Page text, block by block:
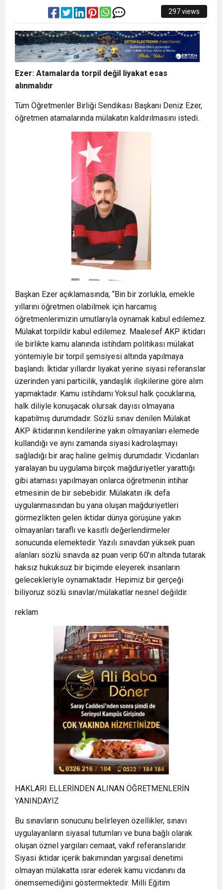
297 views
Ezer: Atamalarda torpil değil liyakat esas
alınmalıdır
Tüm Öğretmenler Birliği Sendikası Başkanı Deniz Ezer,
öğretmen atamalarında mülakatın kaldırılmasını istedi.
Başkan Ezer açıklamasında; “Bin bir zorlukla, emekle
yıllarını öğretmen olabilmek için harcamış
öğretmenlerimizin umutlarıyla oynamak kabul edilemez.
Mülakat torpildir kabul edilemez. Maalesef AKP iktidarı
ile birlikte kamu alanında istihdam politikası mülakat
yöntemiyle bir torpil şemsiyesi altında yapılmaya
başlandı. İktidar yıllardır liyakat yerine siyasi referanslar
üzerinden yani particilik, yandaşlık ilişkilerine göre alım
yapmaktadır. Kamu istihdamı Yoksul halk çocuklarına,
halk diliyle konuşacak olursak dayısı olmayana
kapatılmış durumdadır. Sözlü sınav denilen Mülakat
AKP iktidarının kendilerine yakın olmayanları elemede
kullandığı ve aynı zamanda siyasi kadrolaşmayı
sağladığı bir araç haline gelmiş durumdadır. Vicdanları
yaralayan bu uygulama birçok mağduriyetler yarattığı
gibi ataması yapılmayan onlarca öğretmenin intihar
etmesinin de bir sebebidir. Mülakatın ilk defa
uygulanmasından bu yana oluşan mağduriyetleri
görmezlikten gelen iktidar dünya görüşüne yakın
olmayanları taraflı ve kasıtlı değerlendirmeler
sonucunda elemektedir. Yazılı sınavdan yüksek puan
alanları sözlü sınavda az puan verip 60’ın altında tutarak
haksız hukuksuz bir biçimde eleyerek insanların
gelecekleriyle oynamaktadır. Hepimiz bir gerçeği
biliyoruz sözlü sınavlar/mülakatlar nesnel değildir.
reklam
HAKLARI ELLERİNDEN ALINAN ÖĞRETMENLERİN
YANINDAYIZ
Bu sınavların sonucunu belirleyen özellikler, sınavı
uygulayanların siyasal tutumları ve buna bağlı olarak
oluşan öznel yargıları cemaat, vakıf referanslarıdır.
Siyasi iktidar içerik bakımından yargısal denetimi
olmayan mülakatta ısrar ederek kamu vicdanını da
önemsemediğini göstermektedir. Milli Eğitim